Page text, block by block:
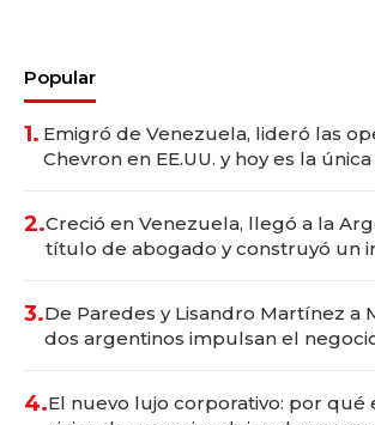
Popular
1. Emigró de Venezuela, lideró las
Chevron en EE.UU. y hoy es la
2.Creció en Venezuela, llegó a la
título de abogado y construyó un
3.De Paredes y Lisandro Martínez a
dos argentinos impulsan el
4.El nuevo lujo corporativo: por qué